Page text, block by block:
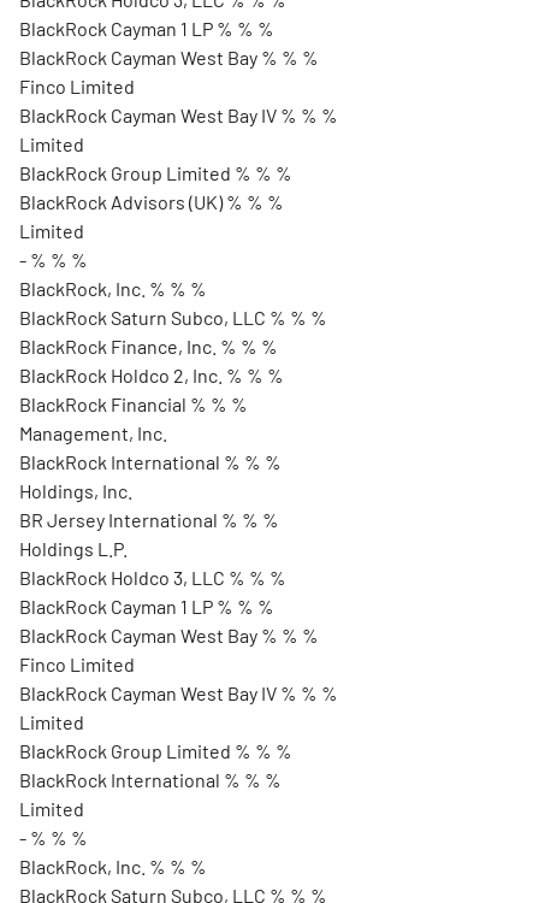
BlackRock Cayman 1 LP % % %
BlackRock Cayman West Bay % % %
Finco Limited
BlackRock Cayman West Bay IV % % %
Limited
BlackRock Group Limited % % %
BlackRock Advisors (UK) % % %
Limited
- % % %
BlackRock, Inc. % % %
BlackRock Saturn Subco, LLC % % %
BlackRock Finance, Inc. % % %
BlackRock Holdco 2, Inc. % % %
BlackRock Financial % % %
Management, Inc.
BlackRock International % % %
Holdings, Inc.
BR Jersey International % % %
Holdings L.P.
BlackRock Holdco 3, LLC % % %
BlackRock Cayman 1 LP % % %
BlackRock Cayman West Bay % % %
Finco Limited
BlackRock Cayman West Bay IV % % %
Limited
BlackRock Group Limited % % %
BlackRock International % % %
Limited
- % % %
BlackRock, Inc. % % %
BlackRock Saturn Subco, LLC % % %